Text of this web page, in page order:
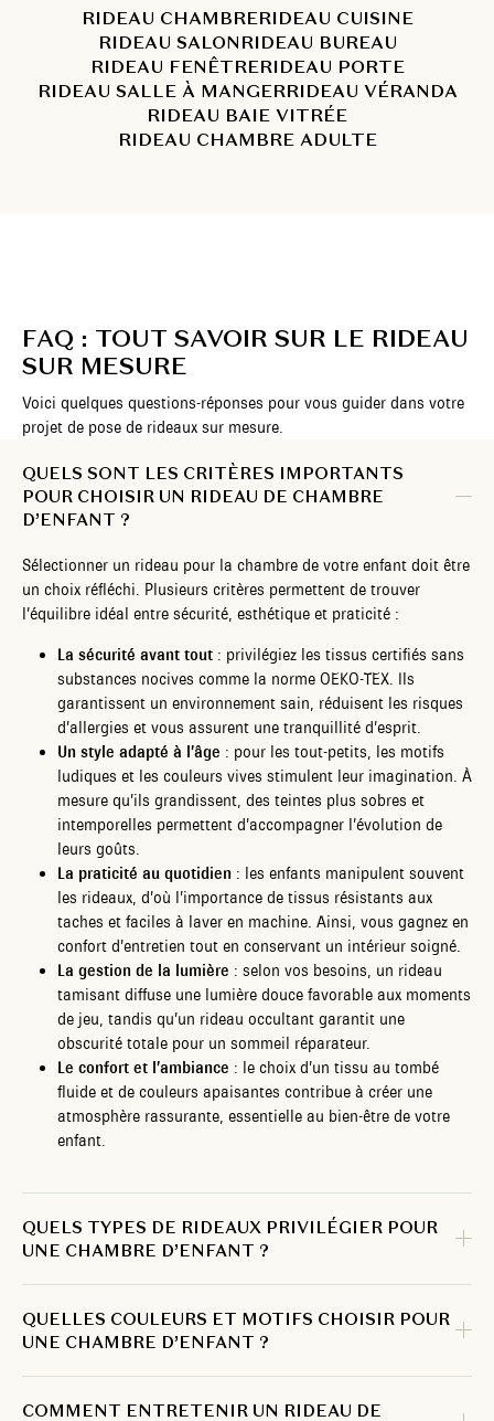
RIDEAU CHAMBRERIDEAU CUISINE
RIDEAU SALONRIDEAU BUREAU
RIDEAU FENÊTRERIDEAU PORTE
RIDEAU SALLE À MANGERRIDEAU VÉRANDA
RIDEAU BAIE VITRÉE
RIDEAU CHAMBRE ADULTE
FAQ : TOUT SAVOIR SUR LE RIDEAU
SUR MESURE
Voici quelques questions-réponses pour vous guider dans votre
projet de pose de rideaux sur mesure.
QUELS SONT LES CRITÈRES IMPORTANTS
POUR CHOISIR UN RIDEAU DE CHAMBRE
D’ENFANT ?
Sélectionner un rideau pour la chambre de votre enfant doit être
un choix réfléchi. Plusieurs critères permettent de trouver
l’équilibre idéal entre sécurité, esthétique et praticité :
La sécurité avant tout : privilégiez les tissus certifiés sans
substances nocives comme la norme OEKO-TEX. Ils
garantissent un environnement sain, réduisent les risques
d’allergies et vous assurent une tranquillité d’esprit.
Un style adapté à l’âge : pour les tout-petits, les motifs
ludiques et les couleurs vives stimulent leur imagination. À
mesure qu’ils grandissent, des teintes plus sobres et
intemporelles permettent d’accompagner l’évolution de
leurs goûts.
La praticité au quotidien : les enfants manipulent souvent
les rideaux, d’où l’importance de tissus résistants aux
taches et faciles à laver en machine. Ainsi, vous gagnez en
confort d’entretien tout en conservant un intérieur soigné.
La gestion de la lumière : selon vos besoins, un rideau
tamisant diffuse une lumière douce favorable aux moments
de jeu, tandis qu’un rideau occultant garantit une
obscurité totale pour un sommeil réparateur.
Le confort et l’ambiance : le choix d’un tissu au tombé
fluide et de couleurs apaisantes contribue à créer une
atmosphère rassurante, essentielle au bien-être de votre
enfant.
QUELS TYPES DE RIDEAUX PRIVILÉGIER POUR
UNE CHAMBRE D’ENFANT ?
QUELLES COULEURS ET MOTIFS CHOISIR POUR
UNE CHAMBRE D’ENFANT ?
COMMENT ENTRETENIR UN RIDEAU DE